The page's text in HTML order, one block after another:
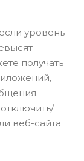
уровень
получать
веб-сайта